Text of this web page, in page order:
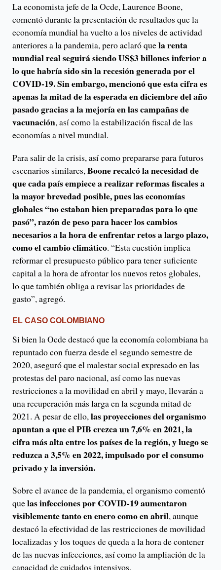
La economista jefe de la Ocde, Laurence Boone,
comentó durante la presentación de resultados que la
economía mundial ha vuelto a los niveles de actividad
anteriores a la pandemia, pero aclaró quela renta
mundial real seguirá siendo US$3 billones inferior a
lo que habría sido sin la recesión generada por el
COVID-19. Sin embargo, mencionó que esta cifra es
apenas la mitad de la esperada en diciembre del año
pasado gracias a la mejoría en las campañas de
vacunación, así como la estabilización fiscal de las
economías a nivel mundial.
Para salir de la crisis, así como prepararse para futuros
escenarios similares,Boone recalcó la necesidad de
que cada país empiece a realizar reformas fiscales a
la mayor brevedad posible, pues las economías
globales “no estaban bien preparadas para lo que
pasó”, razón de peso para hacer los cambios
necesarios a la hora de enfrentar retos a largo plazo,
como el cambio climático. “Esta cuestión implica
reformar el presupuesto público para tener suficiente
capital a la hora de afrontar los nuevos retos globales,
lo que también obliga a revisar las prioridades de
gasto”, agregó.
EL CASO COLOMBIANO
Si bien la Ocde destacó que la economía colombiana ha
repuntado con fuerza desde el segundo semestre de
2020, aseguró que el malestar social expresado en las
protestas del paro nacional, así como las nuevas
restricciones a la movilidad en abril y mayo, llevarán a
una recuperación más larga en la segunda mitad de
2021. A pesar de ello,las proyecciones del organismo
apuntan a que el PIB crezca un 7,6% en 2021, la
cifra más alta entre los países de la región, y luego se
reduzca a 3,5% en 2022, impulsado por el consumo
privado y la inversión.
Sobre el avance de la pandemia, el organismo comentó
quelas infecciones por COVID-19 aumentaron
visiblemente tanto en enero como en abril, aunque
destacó la efectividad de las restricciones de movilidad
localizadas y los toques de queda a la hora de contener
de las nuevas infecciones, así como la ampliación de la
capacidad de cuidados intensivos.